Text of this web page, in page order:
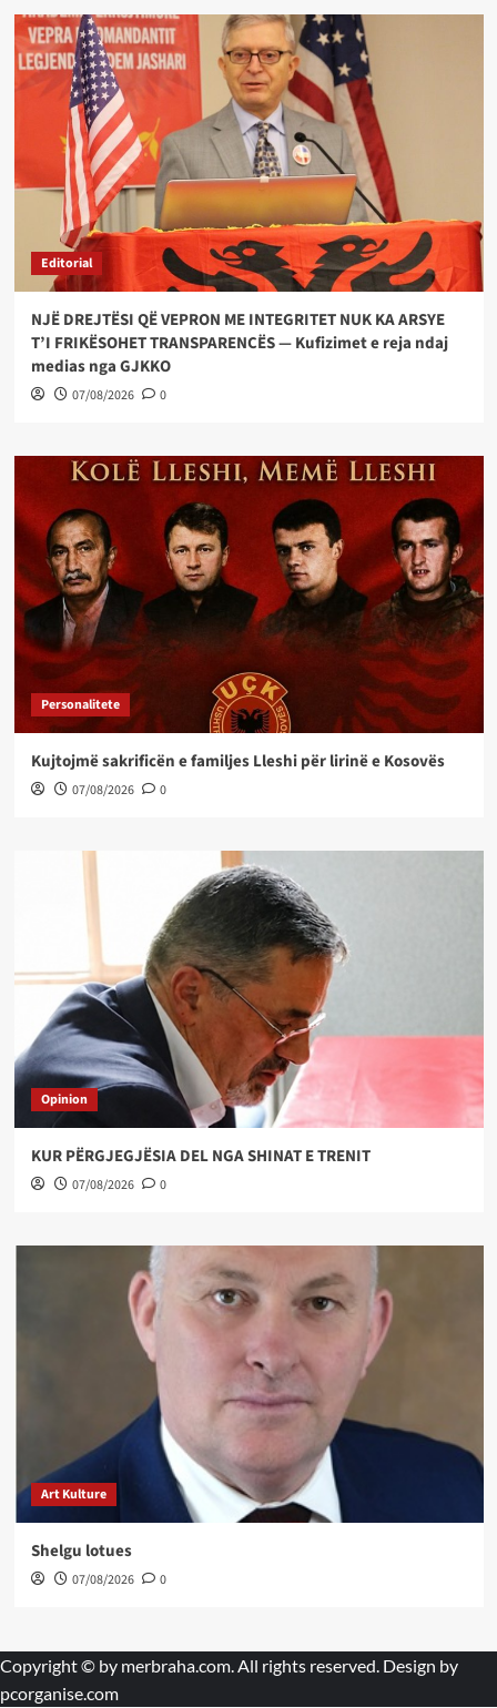
Editorial
NJË DREJTËSI QË VEPRON ME INTEGRITET NUK KA ARSYE
T’I FRIKËSOHET TRANSPARENCËS — Kufizimet e reja ndaj
medias nga GJKKO
07/08/2026 0
Personalitete
Kujtojmë sakrificën e familjes Lleshi për lirinë e Kosovës
07/08/2026 0
Opinion
KUR PËRGJEGJËSIA DEL NGA SHINAT E TRENIT
07/08/2026 0
Art Kulture
Shelgu lotues
07/08/2026 0
Copyright © by merbraha.com . All rights reserved. Design by
pcorganise.com